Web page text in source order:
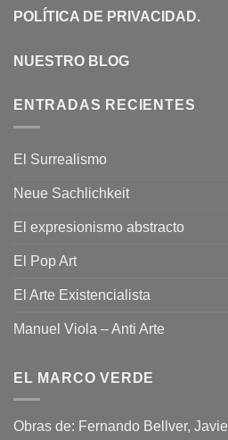
POLÍTICA DE PRIVACIDAD.
NUESTRO BLOG
ENTRADAS RECIENTES
El Surrealismo
Neue Sachlichkeit
El expresionismo abstracto
El Pop Art
El Arte Existencialista
Manuel Viola – Anti Arte
EL MARCO VERDE
Obras de: Fernando Bellver,